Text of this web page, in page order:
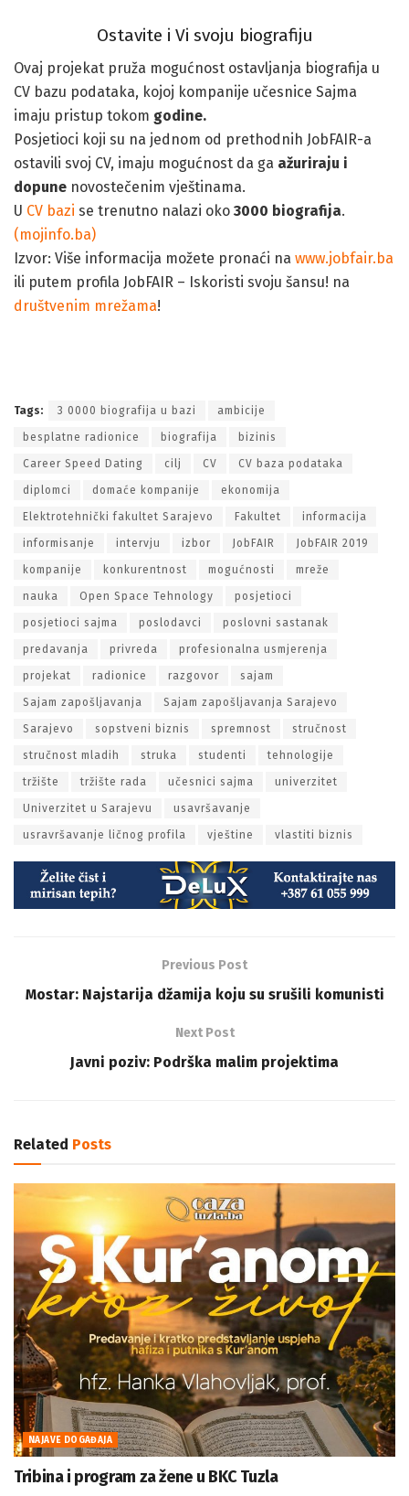
Ostavite i Vi svoju biografiju
Ovaj projekat pruža mogućnost ostavljanja biografija u
CV bazu podataka, kojoj kompanije učesnice Sajma
imaju pristup tokom godine.
Posjetioci koji su na jednom od prethodnih JobFAIR-a
ostavili svoj CV, imaju mogućnost da ga ažuriraju i
dopune novostečenim vještinama.
U CV bazi se trenutno nalazi oko 3000 biografija.
(mojinfo.ba)
Izvor: Više informacija možete pronaći na www.jobfair.ba
ili putem profila JobFAIR – Iskoristi svoju šansu! na
društvenim mrežama!
Tags: 3 0000 biografija u bazi ambicije
besplatne radionice biografija bizinis
Career Speed Dating cilj CV CV baza podataka
diplomci domaće kompanije ekonomija
Elektrotehnički fakultet Sarajevo Fakultet informacija
informisanje intervju izbor JobFAIR JobFAIR 2019
kompanije konkurentnost mogućnosti mreže
nauka Open Space Tehnology posjetioci
posjetioci sajma poslodavci poslovni sastanak
predavanja privreda profesionalna usmjerenja
projekat radionice razgovor sajam
Sajam zapošljavanja Sajam zapošljavanja Sarajevo
Sarajevo sopstveni biznis spremnost stručnost
stručnost mladih struka studenti tehnologije
tržište tržište rada učesnici sajma univerzitet
Univerzitet u Sarajevu usavršavanje
usravršavanje ličnog profila vještine vlastiti biznis
Previous Post
Mostar: Najstarija džamija koju su srušili komunisti
Next Post
Javni poziv: Podrška malim projektima
Related Posts
NAJAVE DOGAĐAJA
Tribina i program za žene u BKC Tuzla